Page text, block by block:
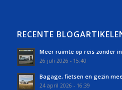
RECENTE
Meer ruimte op reis zonder
26 juli 2026 - 15:40
Bagage, fietsen en gezin
24 april 2026 - 16:39